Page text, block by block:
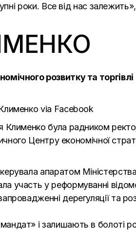
роки. Все від нас
розвитку та торгівлі
via Facebook
Клименко була радником
Центру економічної
апаратом Міністерства
участь у реформуванні
дерегуляції та
і залишають в болоті